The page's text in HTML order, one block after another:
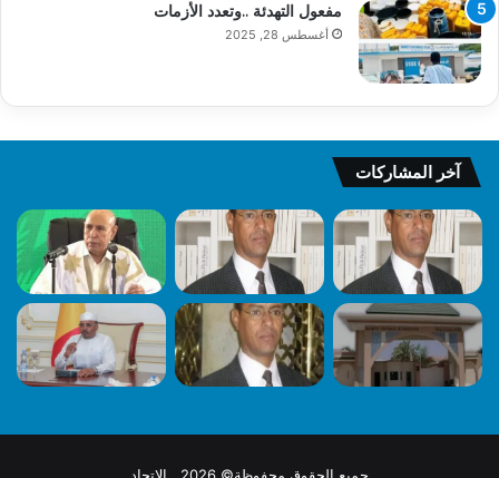
مفعول التهدئة ..وتعدد الأزمات
أغسطس 28, 2025
آخر المشاركات